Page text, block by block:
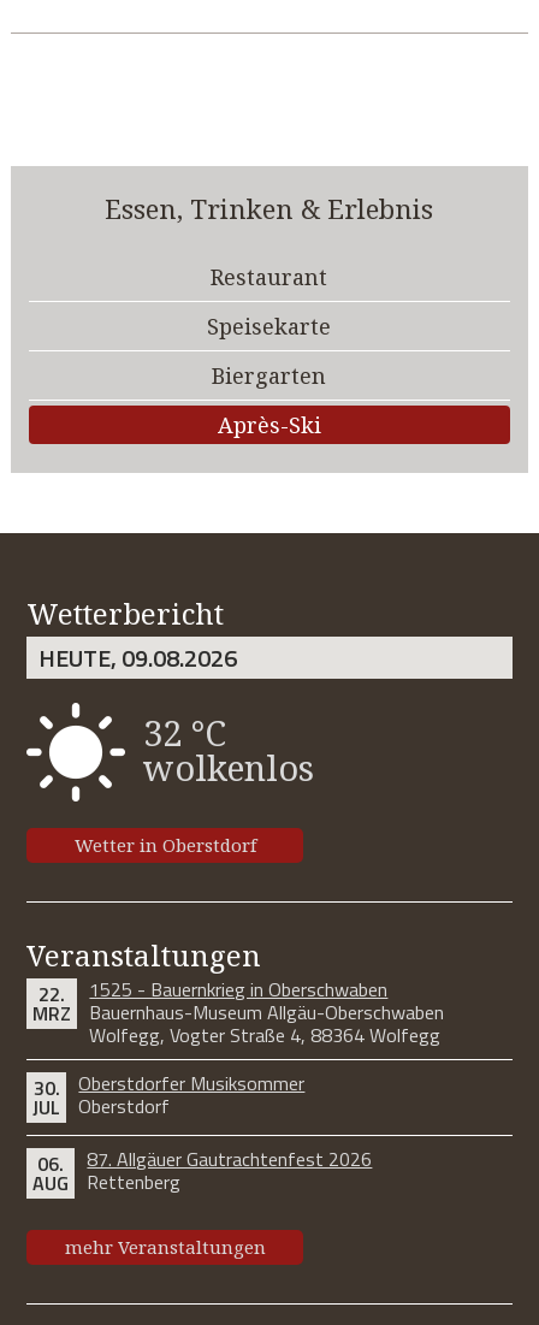
Essen, Trinken & Erlebnis
Restaurant
Speisekarte
Biergarten
Après-Ski
Wetterbericht
HEUTE, 09.08.2026
32 °C
wolkenlos
Wetter in Oberstdorf
Veranstaltungen
22.
MRZ
1525 - Bauernkrieg in Oberschwaben
Bauernhaus-Museum Allgäu-Oberschwaben
Wolfegg, Vogter Straße 4, 88364 Wolfegg
30.
JUL
Oberstdorfer Musiksommer
Oberstdorf
06.
AUG
87. Allgäuer Gautrachtenfest 2026
Rettenberg
mehr Veranstaltungen